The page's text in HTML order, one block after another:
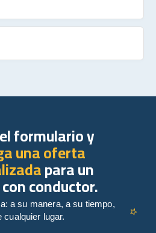
formulario y
una oferta
para un
conductor.
a su manera, a su tiempo,
cualquier lugar.